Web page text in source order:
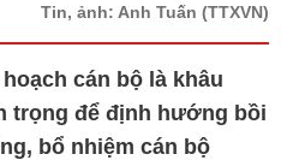
Tin, ảnh: Anh Tuấn (TTXVN)
cán bộ là khâu
trọng để định hướng bồi
bổ nhiệm cán bộ